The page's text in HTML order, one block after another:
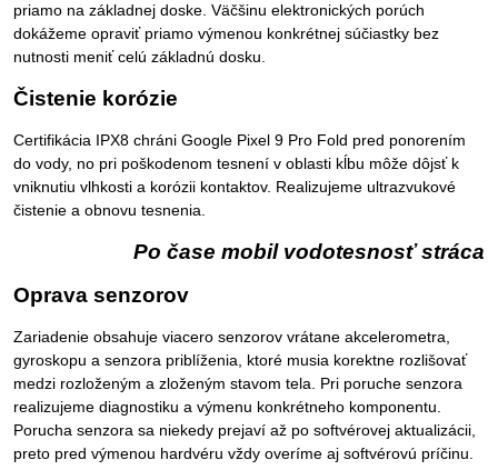
priamo na základnej doske. Väčšinu elektronických porúch
dokážeme opraviť priamo výmenou konkrétnej súčiastky bez
nutnosti meniť celú základnú dosku.
Čistenie korózie
Certifikácia IPX8 chráni Google Pixel 9 Pro Fold pred ponorením
do vody, no pri poškodenom tesnení v oblasti kĺbu môže dôjsť k
vniknutiu vlhkosti a korózii kontaktov. Realizujeme ultrazvukové
čistenie a obnovu tesnenia.
Po čase mobil vodotesnosť stráca
Oprava senzorov
Zariadenie obsahuje viacero senzorov vrátane akcelerometra,
gyroskopu a senzora priblíženia, ktoré musia korektne rozlišovať
medzi rozloženým a zloženým stavom tela. Pri poruche senzora
realizujeme diagnostiku a výmenu konkrétneho komponentu.
Porucha senzora sa niekedy prejaví až po softvérovej aktualizácii,
preto pred výmenou hardvéru vždy overíme aj softvérovú príčinu.